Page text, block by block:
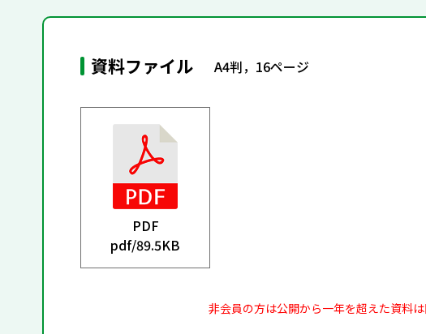
資料ファイル A4判，16ページ
PDF
pdf/89.5KB
非会員の方は公開から一年を超えた資料は